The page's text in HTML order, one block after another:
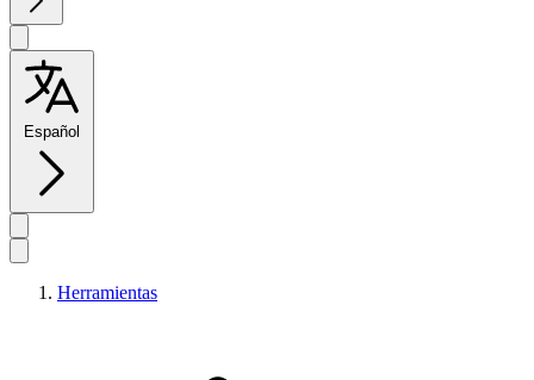
Español
Herramientas